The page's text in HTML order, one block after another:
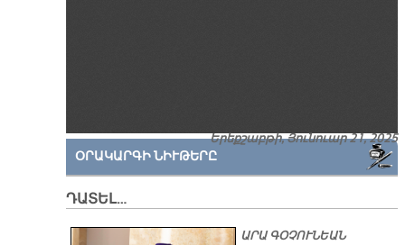
Երեքշաբթի, Յունուար 21, 2025
ՕՐԱԿԱՐԳԻ ՆԻՒԹԵՐԸ
ԴԱՏԵԼ…
ԱՐԱ ԳՕՉՈՒՆԵԱՆ